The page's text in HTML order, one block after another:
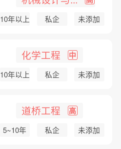
10年以上 私企 未添加
化学工程 中
10年以上 私企 未添加
道桥工程 高
5~10年 私企 未添加